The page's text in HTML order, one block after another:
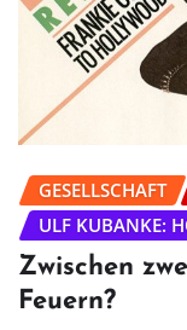
GESELLSCHAFT
ULF KUBANKE:
Zwischen
Feuern?